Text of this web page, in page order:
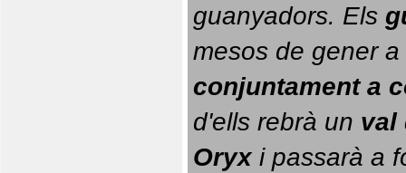
guanyadors. Els
conjuntament a
d'ells rebrà un val
Oryx i passarà a